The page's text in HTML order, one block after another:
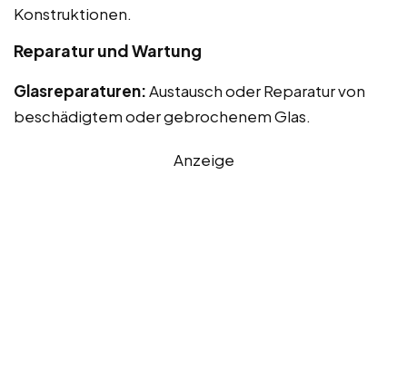
Konstruktionen.
Reparatur und Wartung
Glasreparaturen:Austausch oder Reparatur von
beschädigtem oder gebrochenem Glas.
Anzeige